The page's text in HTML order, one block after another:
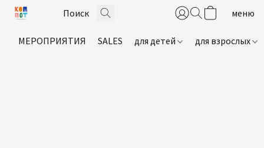
МЕРОПРИЯТИЯ SALES для детей для взрослых